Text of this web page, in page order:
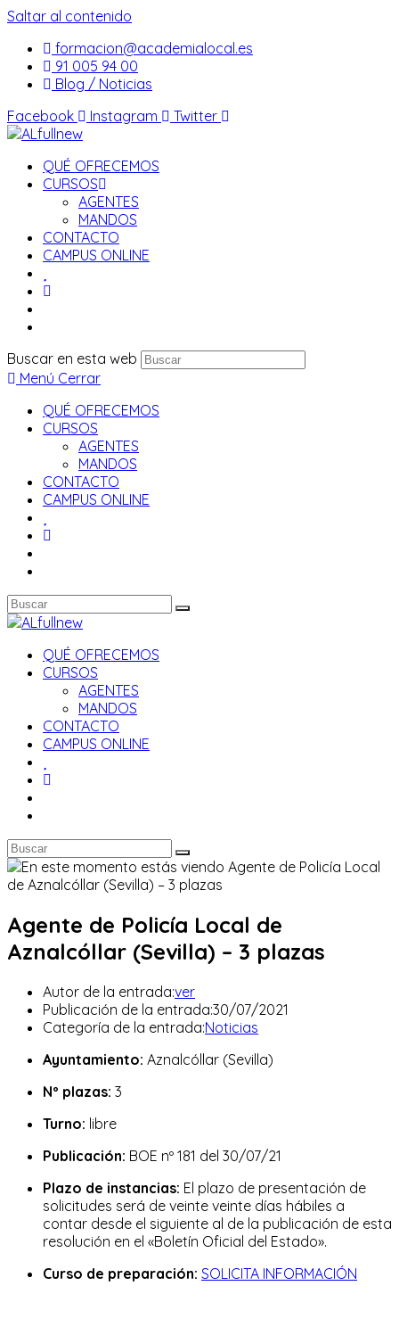
Saltar al contenido
formacion@academialocal.es
91 005 94 00
Blog / Noticias
Facebook
Instagram Twitter
QUÉ OFRECEMOS
CURSOS
AGENTES
MANDOS
CONTACTO
CAMPUS ONLINE
Buscar en esta web
Menú Cerrar
QUÉ OFRECEMOS
CURSOS
AGENTES
MANDOS
CONTACTO
CAMPUS ONLINE
QUÉ OFRECEMOS
CURSOS
AGENTES
MANDOS
CONTACTO
CAMPUS ONLINE
Agente de Policía Local de
Aznalcóllar (Sevilla) – 3 plazas
Autor de la entrada:ver
Publicación de la entrada:30/07/2021
Categoría de la entrada:Noticias
Ayuntamiento: Aznalcóllar (Sevilla)
Nº plazas: 3
Turno: libre
Publicación: BOE nº 181 del 30/07/21
Plazo de instancias: El plazo de presentación de
solicitudes será de veinte veinte días hábiles a
contar desde el siguiente al de la publicación de esta
resolución en el «Boletín Oficial del Estado».
Curso de preparación: SOLICITA INFORMACIÓN